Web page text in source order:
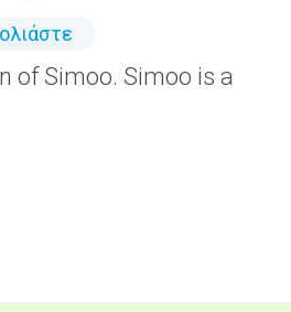
of Simoo. Simoo is a